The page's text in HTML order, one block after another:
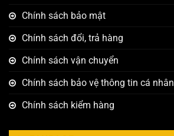
Chính sách bảo mật
Chính sách đổi, trả hàng
Chính sách vận chuyển
Chính sách bảo vệ thông tin cá nhân
Chính sách kiểm hàng